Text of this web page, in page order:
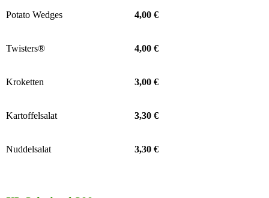
Potato Wedges 4,00 €
Twisters® 4,00 €
Kroketten 3,00 €
Kartoffelsalat 3,30 €
Nuddelsalat 3,30 €